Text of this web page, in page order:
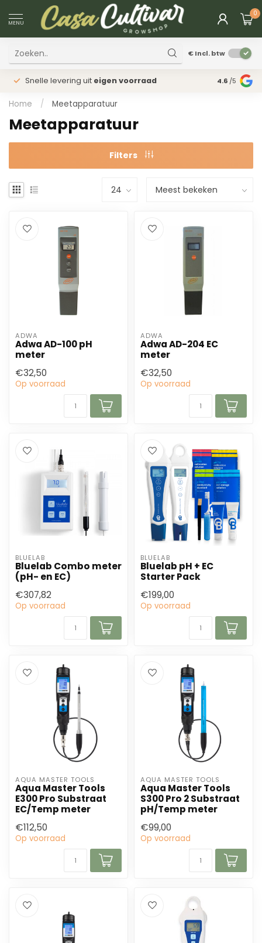
MENU
0
€Incl. btw
Snelle levering uit eigen voorraad Fysieke
4.6 /5
Home / Meetapparatuur
Meetapparatuur
Filters
ADWA
Adwa AD-100 pH
meter
€32,50
Op voorraad
ADWA
Adwa AD-204 EC
meter
€32,50
Op voorraad
BLUELAB
Bluelab Combo meter
(pH- en EC)
€307,82
Op voorraad
BLUELAB
Bluelab pH + EC
Starter Pack
€199,00
Op voorraad
AQUA MASTER TOOLS
Aqua Master Tools
E300 Pro Substraat
EC/Temp meter
€112,50
Op voorraad
AQUA MASTER TOOLS
Aqua Master Tools
S300 Pro 2 Substraat
pH/Temp meter
€99,00
Op voorraad